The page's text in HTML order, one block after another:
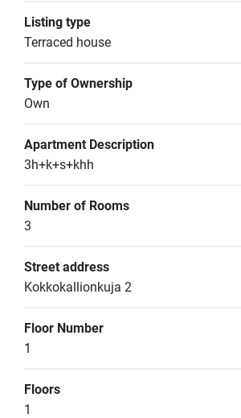
Listing type
Terraced house
Type of Ownership
Own
Apartment Description
3h+k+s+khh
Number of Rooms
3
Street address
Kokkokallionkuja 2
Floor Number
1
Floors
1